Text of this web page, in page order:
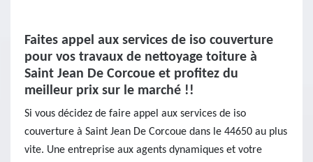
Faites appel aux services de iso couverture
pour vos travaux de nettoyage toiture à
Saint Jean De Corcoue et profitez du
meilleur prix sur le marché !!
Si vous décidez de faire appel aux services de iso
couverture à Saint Jean De Corcoue dans le 44650 au plus
vite. Une entreprise aux agents dynamiques et votre